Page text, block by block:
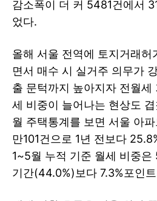
감소폭이 더 커 5481건에서
었다.
올해 서울 전역에 토지거래허
면서 매수 시 실거주 의무가
출 문턱까지 높아지자 전월세
세 비중이 늘어나는 현상도
월 주택통계를 보면 서울 아
만101건으로 1년 전보다
1~5월 누적 기준 월세 비중은
기간(44.0%)보다 7.3%포인